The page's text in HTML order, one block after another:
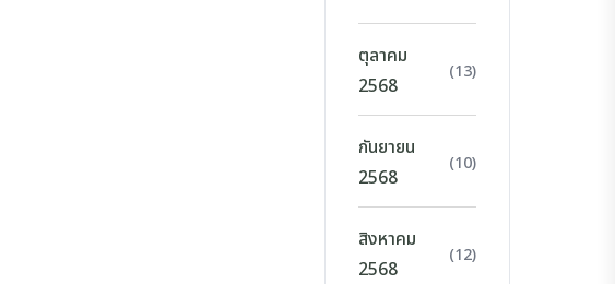
ตุลาคม
2568
(13)
กันยายน
2568
(10)
สิงหาคม
2568
(12)